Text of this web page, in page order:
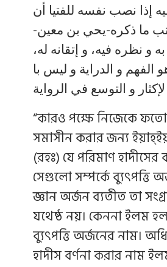
إذا نصب نفسه للفتيا أن
ما ذكره-يحي بن معين-
و نظره فيه، و إتقانه له،
الفهم و الدراية و ليس با
لإكثار و التوسع في الرواية
“কারও পক্ষে নিজেকে
সমাসীন করার জন্য
(রহঃ) যে পরিমাণ
সেগুলো সম্পর্কে ব্যুৎপত্তি
জ্ঞান অর্জন ব্যতীত তা
যথেষ্ঠ নয়। কেননা ইলম
ব্যুৎপত্তি অর্জনের নাম।
হাদীস বর্ণনা করার নাম